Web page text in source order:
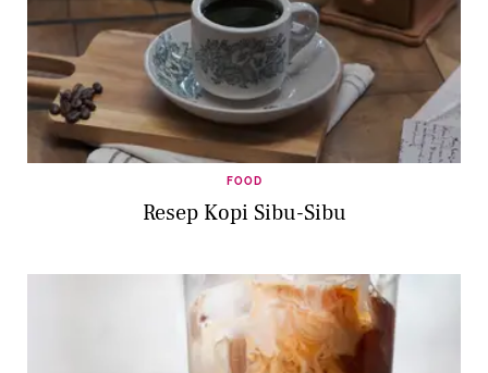
FOOD
Resep Kopi Sibu-Sibu